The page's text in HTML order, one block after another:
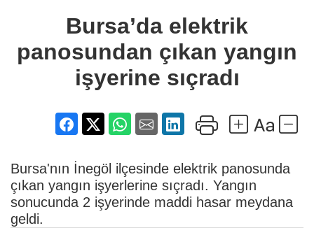
çıkan
yangın
sıçradı
Bursa’da elektrik
panosundan çıkan yangın
işyerine sıçradı
Bursa'nın İnegöl ilçesinde elektrik panosunda
çıkan yangın işyerlerine sıçradı. Yangın
sonucunda 2 işyerinde maddi hasar meydana
geldi.